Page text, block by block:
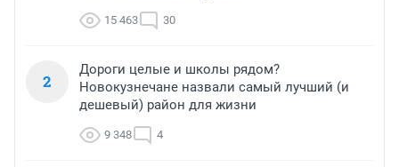
15 463 30
2
Дороги целые и школы рядом?
Новокузнечане назвали самый лучший (и
дешевый) район для жизни
9 348 4